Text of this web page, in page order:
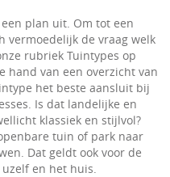
plan uit. Om tot een
vermoedelijk de vraag welk
rubriek Tuintypes op
hand van een overzicht van
het beste aansluit bij
Is dat landelijke en
klassiek en stijlvol?
tuin of park naar
Dat geldt ook voor de
en het huis.